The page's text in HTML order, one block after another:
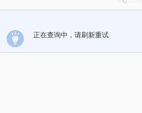
正在查询中，请刷新重试